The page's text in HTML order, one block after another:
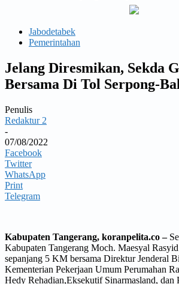
Jabodetabek
Pemerintahan
Jelang Diresmikan, Sekda
Bersama Di Tol Serpong-
Penulis
Redaktur 2
-
07/08/2022
Facebook
Twitter
WhatsApp
Print
Telegram
Kabupaten Tangerang, koranpelita.co –
Kabupaten Tangerang Moch. Maesyal Rasyid
sepanjang 5 KM bersama Direktur Jenderal
Kementerian Pekerjaan Umum Perumahan
Hedy Rehadian,Eksekutif Sinarmasland, dan